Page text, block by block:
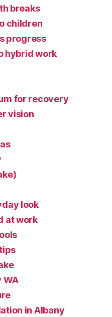
breaks
children
progress
hybrid work
for recovery
vision
look
at work
WA
in Albany